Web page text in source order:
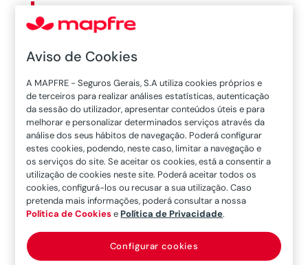
Cultural Contemporânea 1808-2000 com o
apoio da Fundación MAPFRE
Este é o último volume da coleçãoHistória
Contemporânea: Portugal – 1808-2000,
coordenada por António Costa Pinto e Nuno
Gonçalo Monteiro. Um projeto idealizado pela
Fundación MAPFRE e publicado pela editora
Objectiva entre 2013 e 2015,A História
Contemporânea de Portugal: 1808-2010. Ao
longo de dez volumes, mais de vinte autores
debruçaram-se, nestas versões revistas dos
textos originais. Refletem sobre aspetos mais
Aviso de Cookies
A MAPFRE - Seguros Gerais, S.A utiliza cookies próprios e
de terceiros para realizar análises estatísticas, autenticação
da sessão do utilizador, apresentar conteúdos úteis e para
melhorar e personalizar determinados serviços através da
análise dos seus hábitos de navegação. Poderá configurar
estes cookies, podendo, neste caso, limitar a navegação e
os serviços do site. Se aceitar os cookies, está a consentir a
utilização de cookies neste site. Poderá aceitar todos os
cookies, configurá-los ou recusar a sua utilização. Caso
pretenda mais informações, poderá consultar a nossa
Política de CookiesePolítica de Privacidade.
Configurar cookies